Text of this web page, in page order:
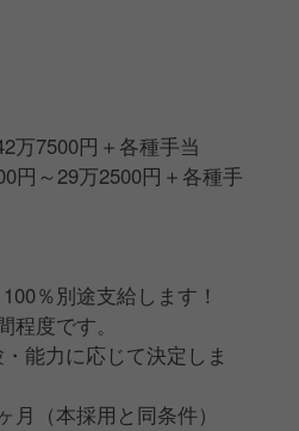
万7500円＋各種手当
円～29万2500円＋各種手
％別途支給します！
程度です。
能力に応じて決定しま
月（本採用と同条件）